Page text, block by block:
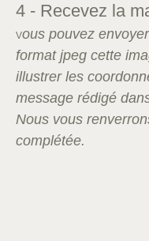
4 - Recevez la
Vous pouvez
format jpeg cette
illustrer les
message rédigé
Nous vous
complétée.